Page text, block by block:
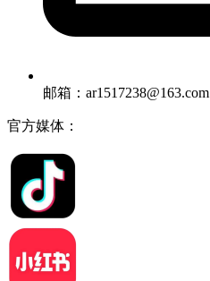
邮箱：ar1517238@163.com
官方媒体：